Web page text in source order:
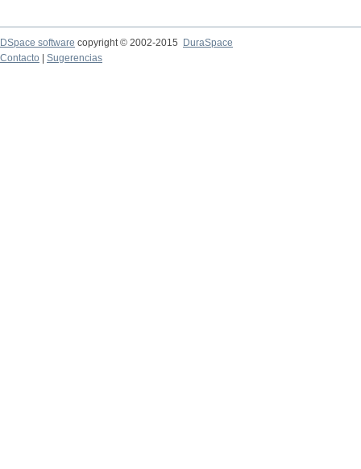
DSpace software copyright © 2002-2015
DuraSpace
Contacto
Sugerencias